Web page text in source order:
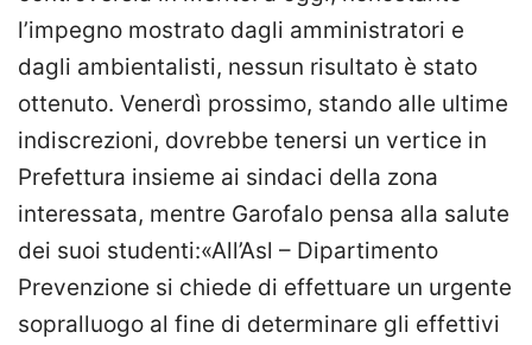
l’impegno mostrato dagli amministratori e
dagli ambientalisti, nessun risultato è stato
ottenuto. Venerdì prossimo, stando alle ultime
indiscrezioni, dovrebbe tenersi un vertice in
Prefettura insieme ai sindaci della zona
interessata, mentre Garofalo pensa alla salute
dei suoi studenti:«All’Asl – Dipartimento
Prevenzione si chiede di effettuare un urgente
sopralluogo al fine di determinare gli effettivi